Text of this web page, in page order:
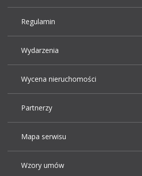
Regulamin
Wydarzenia
Wycena nieruchomości
Partnerzy
Mapa serwisu
Wzory umów